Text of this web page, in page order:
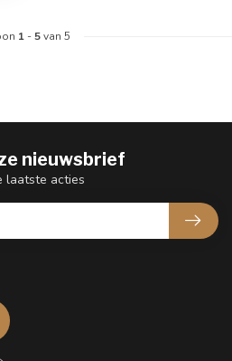
1 -5van 5
nieuwsbrief
laatste acties